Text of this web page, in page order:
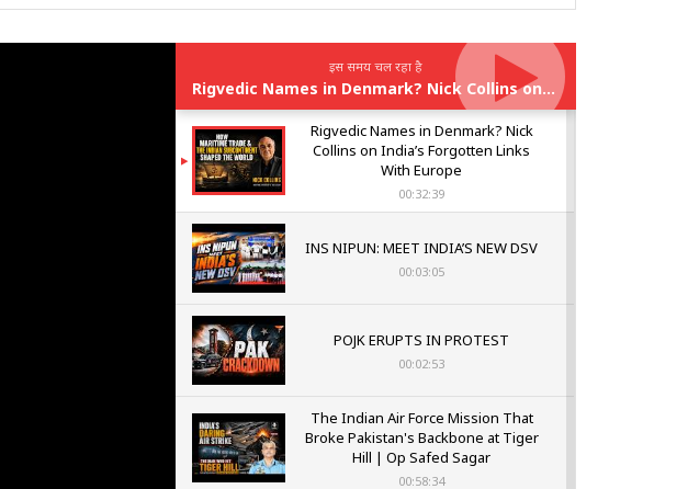
इस समय चल रहा है
Rigvedic Names in Denmark? Nick Collins on India’s Forgotten Links With Europe
Rigvedic Names in Denmark? Nick
Collins on India’s Forgotten Links
With Europe
00:32:39
INS NIPUN: MEET INDIA’S NEW DSV
00:03:05
POJK ERUPTS IN PROTEST
00:02:53
The Indian Air Force Mission That
Broke Pakistan's Backbone at Tiger
Hill | Op Safed Sagar
00:58:34